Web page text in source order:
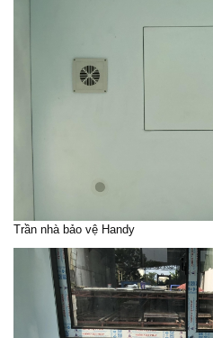
Trần nhà bảo vệ Handy